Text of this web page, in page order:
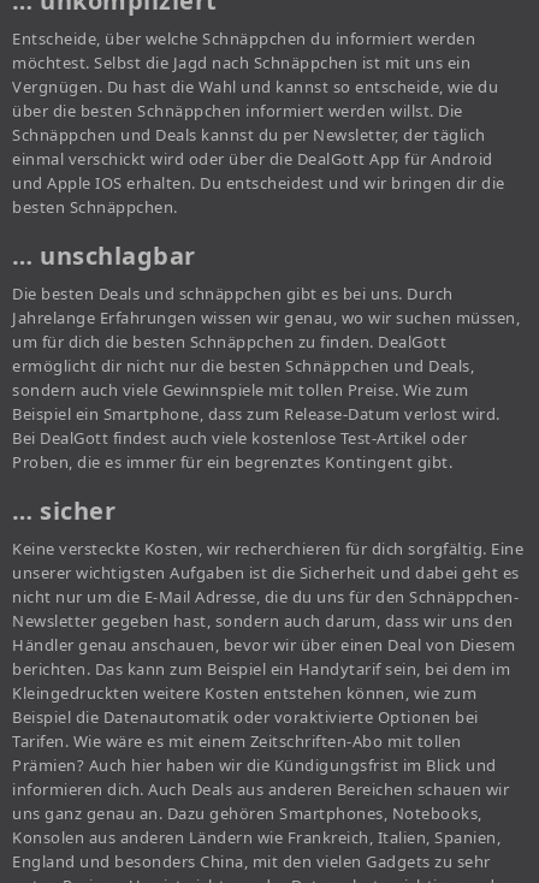
Entscheide, über welche Schnäppchen du informiert werden
möchtest. Selbst die Jagd nach Schnäppchen ist mit uns ein
Vergnügen. Du hast die Wahl und kannst so entscheide, wie du
über die besten Schnäppchen informiert werden willst. Die
Schnäppchen und Deals kannst du per Newsletter, der täglich
einmal verschickt wird oder über die DealGott App für Android
und Apple IOS erhalten. Du entscheidest und wir bringen dir die
besten Schnäppchen.
… unschlagbar
Die besten Deals und schnäppchen gibt es bei uns. Durch
Jahrelange Erfahrungen wissen wir genau, wo wir suchen müssen,
um für dich die besten Schnäppchen zu finden. DealGott
ermöglicht dir nicht nur die besten Schnäppchen und Deals,
sondern auch viele Gewinnspiele mit tollen Preise. Wie zum
Beispiel ein Smartphone, dass zum Release-Datum verlost wird.
Bei DealGott findest auch viele kostenlose Test-Artikel oder
Proben, die es immer für ein begrenztes Kontingent gibt.
… sicher
Keine versteckte Kosten, wir recherchieren für dich sorgfältig. Eine
unserer wichtigsten Aufgaben ist die Sicherheit und dabei geht es
nicht nur um die E-Mail Adresse, die du uns für den Schnäppchen-
Newsletter gegeben hast, sondern auch darum, dass wir uns den
Händler genau anschauen, bevor wir über einen Deal von Diesem
berichten. Das kann zum Beispiel ein Handytarif sein, bei dem im
Kleingedruckten weitere Kosten entstehen können, wie zum
Beispiel die Datenautomatik oder voraktivierte Optionen bei
Tarifen. Wie wäre es mit einem Zeitschriften-Abo mit tollen
Prämien? Auch hier haben wir die Kündigungsfrist im Blick und
informieren dich. Auch Deals aus anderen Bereichen schauen wir
uns ganz genau an. Dazu gehören Smartphones, Notebooks,
Konsolen aus anderen Ländern wie Frankreich, Italien, Spanien,
England und besonders China, mit den vielen Gadgets zu sehr